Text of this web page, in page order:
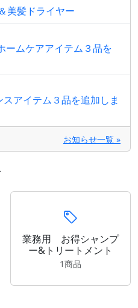
美髪ドライヤー
ームケアアイテム３品を
アイテム３品を追加しま
お知らせ一覧 »
業務用 お得シャンプ
ー&トリートメント
1商品